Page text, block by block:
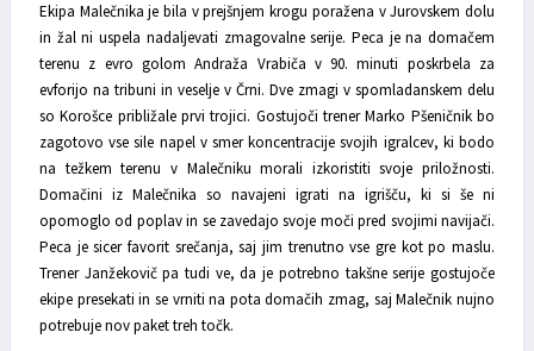
Ekipa Malečnika je bila v prejšnjem krogu poražena v Jurovskem dolu
in žal ni uspela nadaljevati zmagovalne serije. Peca je na domačem
terenu z evro golom Andraža Vrabiča v 90. minuti poskrbela za
evforijo na tribuni in veselje v Črni. Dve zmagi v spomladanskem delu
so Korošce približale prvi trojici. Gostujoči trener Marko Pšeničnik bo
zagotovo vse sile napel v smer koncentracije svojih igralcev, ki bodo
na težkem terenu v Malečniku morali izkoristiti svoje priložnosti.
Domačini iz Malečnika so navajeni igrati na igrišču, ki si še ni
opomoglo od poplav in se zavedajo svoje moči pred svojimi navijači.
Peca je sicer favorit srečanja, saj jim trenutno vse gre kot po maslu.
Trener Janžekovič pa tudi ve, da je potrebno takšne serije gostujoče
ekipe presekati in se vrniti na pota domačih zmag, saj Malečnik nujno
potrebuje nov paket treh točk.